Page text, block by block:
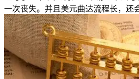
一次丧失。并且美元曲达流程长，还